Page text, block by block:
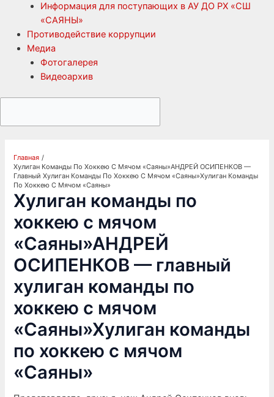
Информация для поступающих в АУ ДО РХ «СШ
«САЯНЫ»
Противодействие коррупции
Медиа
Фотогалерея
Видеоархив
Главная
Хулиган Команды По Хоккею С Мячом «Саяны»АНДРЕЙ ОСИПЕНКОВ —
Главный Хулиган Команды По Хоккею С Мячом «Саяны»Хулиган Команды
По Хоккею С Мячом «Саяны»
Хулиган команды по
хоккею с мячом
«Саяны»АНДРЕЙ
ОСИПЕНКОВ — главный
хулиган команды по
хоккею с мячом
«Саяны»Хулиган команды
по хоккею с мячом
«Саяны»